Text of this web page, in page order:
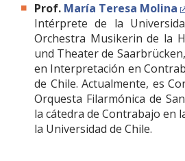
Prof. María Teresa Molina
Intérprete de la
Orchestra Musikerin de la
und Theater de
en Interpretación en
de Chile. Actualmente, es
Orquesta Filarmónica de
la cátedra de Contrabajo en
la Universidad de Chile.